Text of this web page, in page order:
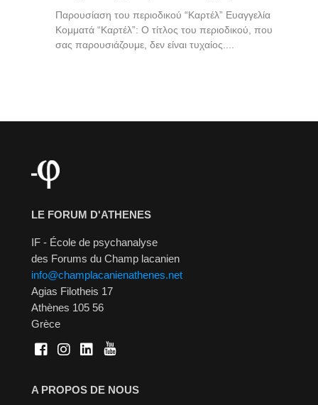
Παρουσίαση του περιοδικού “Καρτέλ” Ευαγγελία
Κομματά “Καρτέλ”: Ο τίτλος του περιοδικού, που
σας παρουσιάζουμε, δεν είναι τυχαίος....
LE FORUM D'ATHENES
IF - École de psychanalyse
des Forums du Champ lacanien
info@champlacanienathenes.net
Agias Filotheis 17
Athènes 105 56
Grèce
A PROPOS DE NOUS